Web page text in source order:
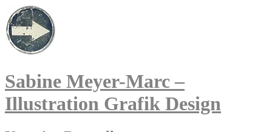
Sabine Meyer-Marc –
Illustration Grafik Design